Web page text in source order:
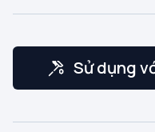
Sử dụng